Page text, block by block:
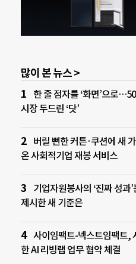
많이 본 뉴스 >
한 줄 점자를 ‘화면’으로
시장 두드린 ‘닷’
버릴 뻔한 커튼·쿠션에 새
온 사회적기업 재봉 서비스
기업자원봉사의 ‘진짜 성과
제시한 새 기준은
사이임팩트-넥스트임팩트,
한 AI 리빙랩 업무 협약 체결